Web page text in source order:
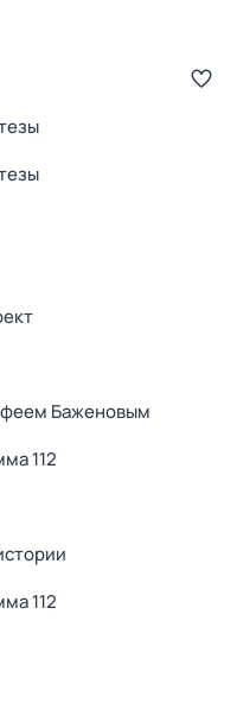
Баженовым
112
112